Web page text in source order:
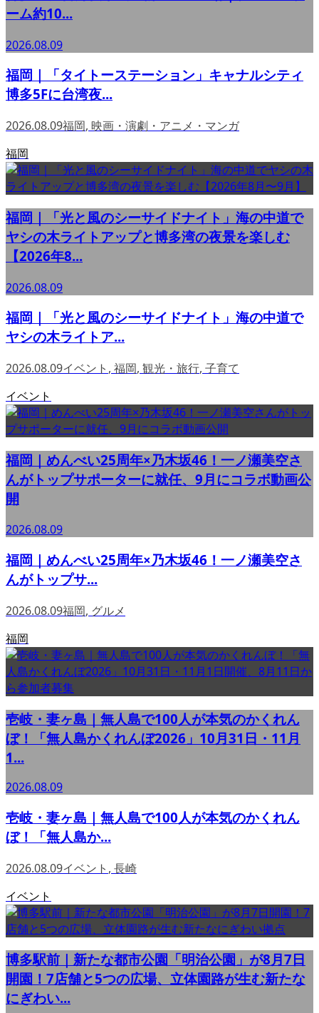
ーム約10...
2026.08.09
福岡｜「タイトーステーション」キャナルシティ
博多5Fに台湾夜...
2026.08.09福岡, 映画・演劇・アニメ・マンガ
福岡
福岡｜「光と風のシーサイドナイト」海の中道で
ヤシの木ライトアップと博多湾の夜景を楽しむ
【2026年8...
2026.08.09
福岡｜「光と風のシーサイドナイト」海の中道で
ヤシの木ライトア...
2026.08.09イベント , 福岡, 観光・旅行, 子育て
イベント
福岡｜めんべい25周年×乃木坂46！一ノ瀬美空さ
んがトップサポーターに就任、9月にコラボ動画公
開
2026.08.09
福岡｜めんべい25周年×乃木坂46！一ノ瀬美空さ
んがトップサ...
2026.08.09福岡, グルメ
福岡
壱岐・妻ヶ島｜無人島で100人が本気のかくれん
ぼ！「無人島かくれんぼ2026」10月31日・11月
1...
2026.08.09
壱岐・妻ヶ島｜無人島で100人が本気のかくれん
ぼ！「無人島か...
2026.08.09イベント , 長崎
イベント
博多駅前｜新たな都市公園「明治公園」が8月7日
開園！7店舗と5つの広場、立体園路が生む新たな
にぎわい...